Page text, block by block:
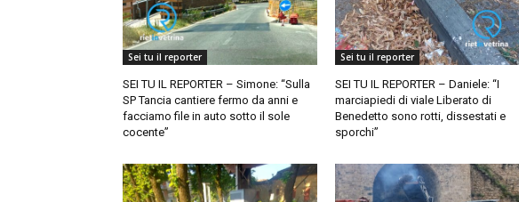
Sei tu il reporter
SEI TU IL REPORTER – Simone: “Sulla
SP Tancia cantiere fermo da anni e
facciamo file in auto sotto il sole
cocente”
Sei tu il reporter
SEI TU IL REPORTER – Daniele: “I
marciapiedi di viale Liberato di
Benedetto sono rotti, dissestati e
sporchi”